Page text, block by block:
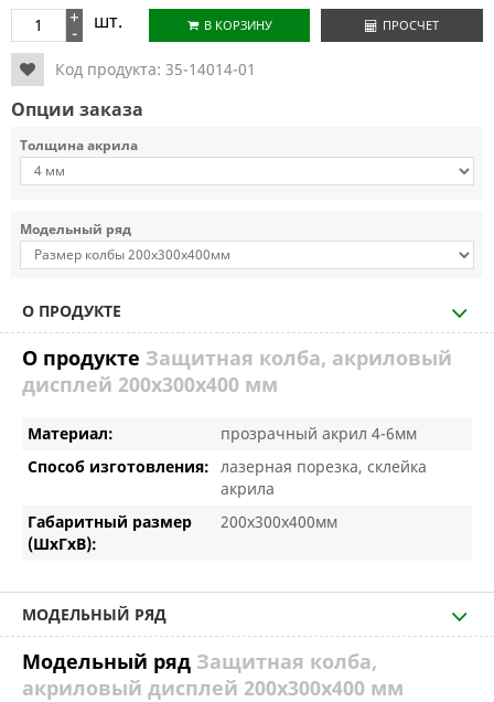
+
- шт. В КОРЗИНУ ПРОСЧЕТ
Код продукта: 35-14014-01
Опции заказа
Толщина акрила
Модельный ряд
О ПРОДУКТЕ
О продукте Защитная колба, акриловый
дисплей 200х300х400 мм
Материал:
прозрачный акрил 4-6мм
Способ изготовления:
лазерная порезка, склейка
акрила
Габаритный размер
(ШхГхВ):
200х300х400мм
МОДЕЛЬНЫЙ РЯД
Модельный ряд Защитная колба,
акриловый дисплей 200х300х400 мм